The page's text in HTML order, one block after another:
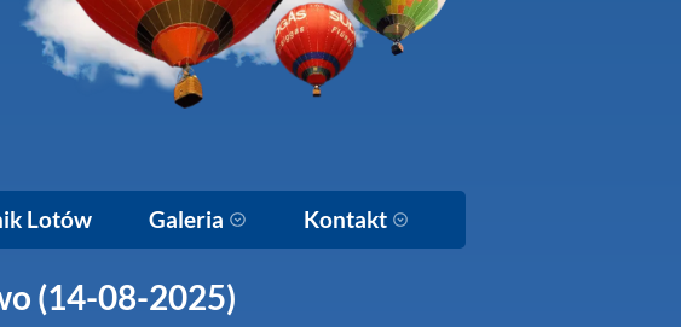
Lotów Galeria Kontakt
(14-08-2025)